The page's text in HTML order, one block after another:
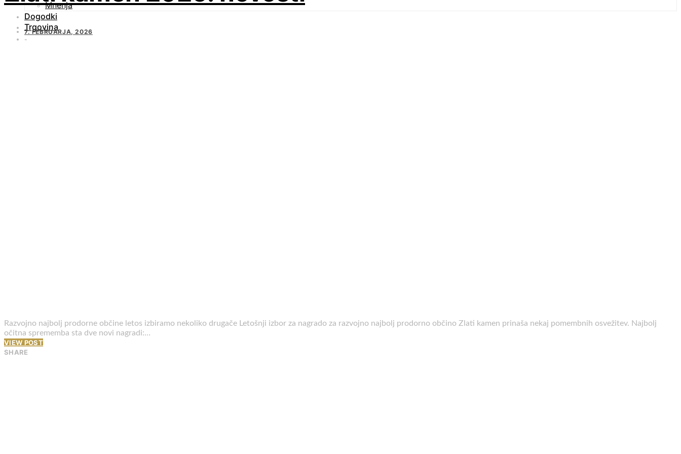
Mnenja
Dogodki
Trgovina
7. FEBRUARJA, 2026
Razvojno najbolj prodorne občine letos izbiramo nekoliko drugače Letošnji izbor za nagrado za razvojno najbolj prodorno občino Zlati kamen prinaša nekaj pomembnih osvežitev. Najbolj
očitna sprememba sta dve novi nagradi:…
VIEW POST
SHARE